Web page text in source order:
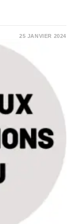
25 JANVIER 2024